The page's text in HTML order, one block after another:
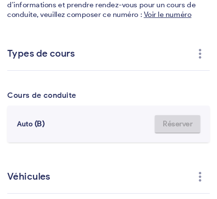
d'informations et prendre rendez-vous pour un cours de
conduite, veuillez composer ce numéro : Voir le numéro
Types de cours more_vert
Cours de conduite
Auto (B) Réserver
Véhicules more_vert